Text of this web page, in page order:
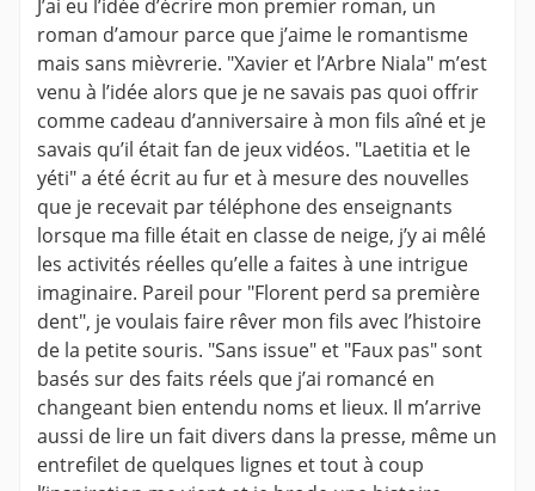
J’ai eu l’idée d’écrire mon premier roman, un
roman d’amour parce que j’aime le romantisme
mais sans mièvrerie. "Xavier et l’Arbre Niala" m’est
venu à l’idée alors que je ne savais pas quoi offrir
comme cadeau d’anniversaire à mon fils aîné et je
savais qu’il était fan de jeux vidéos. "Laetitia et le
yéti" a été écrit au fur et à mesure des nouvelles
que je recevait par téléphone des enseignants
lorsque ma fille était en classe de neige, j’y ai mêlé
les activités réelles qu’elle a faites à une intrigue
imaginaire. Pareil pour "Florent perd sa première
dent", je voulais faire rêver mon fils avec l’histoire
de la petite souris. "Sans issue" et "Faux pas" sont
basés sur des faits réels que j’ai romancé en
changeant bien entendu noms et lieux. Il m’arrive
aussi de lire un fait divers dans la presse, même un
entrefilet de quelques lignes et tout à coup